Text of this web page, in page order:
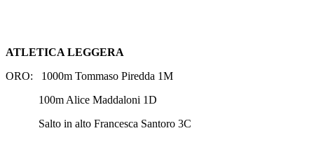
ATLETICA LEGGERA
ORO:
1000m Tommaso Piredda 1M
100m Alice Maddaloni 1D
Salto in alto Francesca Santoro 3C